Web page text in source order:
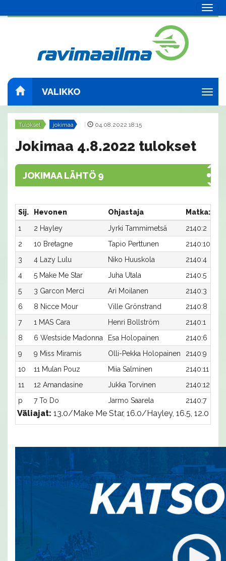
VALIKKO
Tulokset jokimaa 04.08.2022 18:15
Jokimaa 4.8.2022 tulokset
JOKIMAA LÄHTÖ 9
Sij. Hevonen Ohjastaja
1
2 Hayley Jyrki Tammimetsä
2140:2
2
10 Bretagne Tapio Perttunen
2140:10
3
4 Lazy Lulu Niko Huuskola
2140:4
4
5 Make Me Star Juha Utala
2140:5
5
3 Garcon Merci Ari Moilanen
2140:3
6
8 Nicce Mour Ville Grönstrand
2140:8
7
1 MAS Cara Henri Bollström
2140:1
8
6 Westside Madonna Esa Holopainen
2140:6
9
9 Miss Miramis Olli-Pekka Holopainen
2140:9
10
11 Mulan Pouz Miia Salminen
2140:11
11
12 Amandasine Jukka Torvinen
2140:12
p
7 To Do Jarmo Saarela 2140:7
Väliajat: 13.0/Make Me Star, 16.0/Hayley, 16.5, 12.0